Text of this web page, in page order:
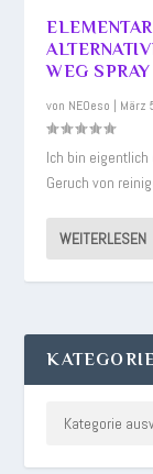
WEG SPRAY
von NEOeso | März
Ich bin
Geruch von
WEITERLESEN